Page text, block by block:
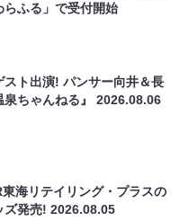
らふる」で受付開始
スト出演! パンサー向井＆長
泉ちゃんねる』2026.08.06
海リテイリング・プラスの
ズ発売!2026.08.05